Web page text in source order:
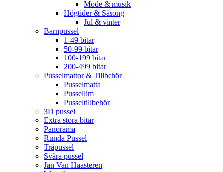
Mode & musik
Högtider & Säsong
Jul & vinter
Barnpussel
1-49 bitar
50-99 bitar
100-199 bitar
200-499 bitar
Pusselmattor & Tillbehör
Pusselmatta
Pussellim
Pusseltillbehör
3D pussel
Extra stora bitar
Panorama
Runda Pussel
Träpussel
Svåra pussel
Jan Van Haasteren